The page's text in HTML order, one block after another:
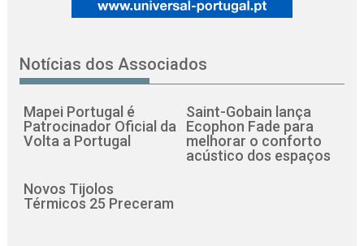
Notícias dos Associados
Mapei Portugal é
Patrocinador Oficial da
Volta a Portugal
Saint-Gobain lança
Ecophon Fade para
melhorar o conforto
acústico dos espaços
Novos Tijolos
Térmicos 25 Preceram